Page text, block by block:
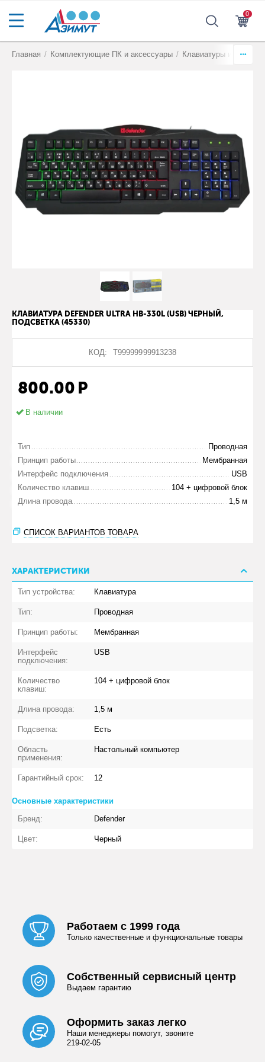
0
Главная / Комплектующие ПК и аксессуары / Клавиатуры и
КЛАВИАТУРА DEFENDER ULTRA HB-330L (USB) ЧЕРНЫЙ,
ПОДСВЕТКА (45330)
КОД: Т99999999913238
800.00 Р
В наличии
Тип
Проводная
Принцип работы
Мембранная
Интерфейс подключения
USB
Количество клавиш
104 + цифровой блок
Длина провода
1,5 м
СПИСОК ВАРИАНТОВ ТОВАРА
ХАРАКТЕРИСТИКИ
Тип устройства: Клавиатура
Тип: Проводная
Принцип работы: Мембранная
Интерфейс
подключения:
USB
Количество
клавиш:
104 + цифровой блок
Длина провода: 1,5 м
Подсветка: Есть
Область
применения:
Настольный компьютер
Гарантийный срок: 12
Основные характеристики
Бренд:
Defender
Цвет: Черный
Работаем с 1999 года
Только качественные и функциональные товары
Собственный сервисный центр
Выдаем гарантию
Оформить заказ легко
Наши менеджеры помогут, звоните
219-02-05